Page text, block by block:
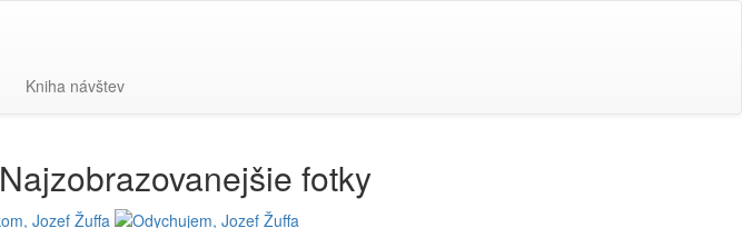
Kniha návštev
Najzobrazovanejšie fotky